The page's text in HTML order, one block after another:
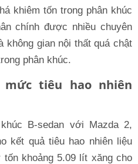
khiêm tốn trong phân khúc
chính được nhiều chuyên
không gian nội thất quá chật
phân khúc.
mức tiêu hao nhiên
B-sedan với Mazda 2,
kết quả tiêu hao nhiên liệu
khoảng 5.09 lít xăng cho